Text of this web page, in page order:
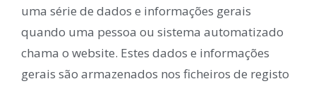
uma série de dados e informações gerais
quando uma pessoa ou sistema automatizado
chama o website. Estes dados e informações
gerais são armazenados nos ficheiros de registo